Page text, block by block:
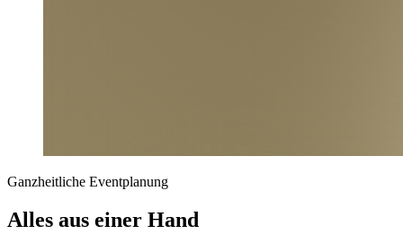
Ganzheitliche Eventplanung
Alles aus einer Hand